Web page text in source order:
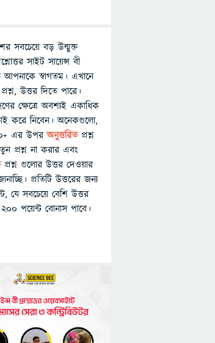
সবচেয়ে বড় উন্মুক্ত
সাইট সায়েন্স বী
স্বাগতম। এখানে
উত্তর দিতে পারে।
ক্ষেত্রে অবশ্যই একাধিক
করে নিবেন। অনেকগুলো,
এর উপরঅনুত্তরিতপ্রশ্ন
প্রশ্ন না করার এবং
প্রশ্ন গুলোর উত্তর দেওয়ার
প্রতিটি উত্তরের জন্য
যে সবচেয়ে বেশি উত্তর
পয়েন্ট বোনাস পাবে।